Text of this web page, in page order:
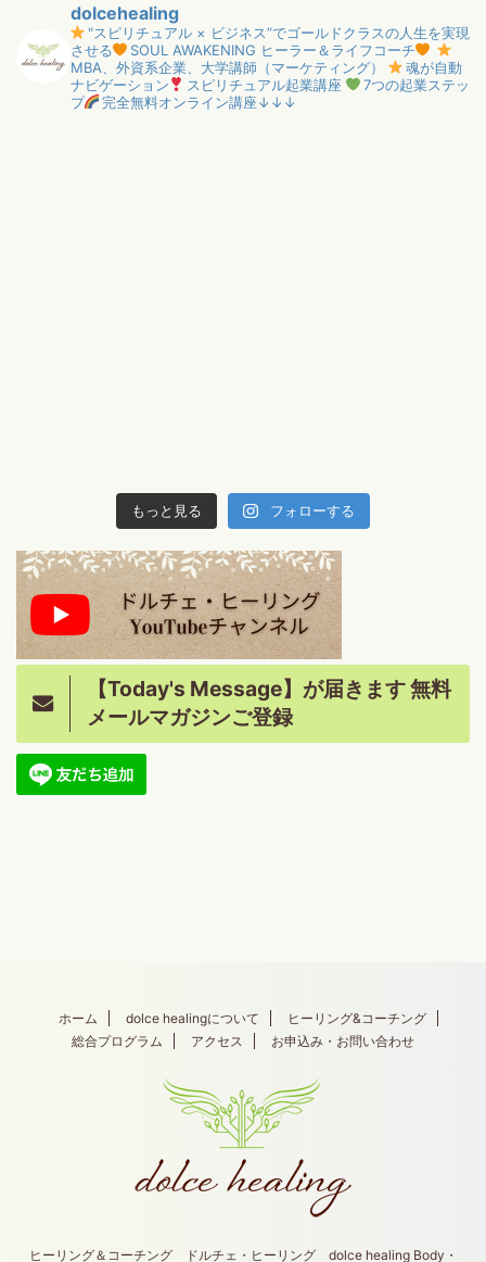
dolcehealing
"スピリチュアル × ビジネス”でゴールドクラスの人生を実現
させる
SOUL AWAKENING ヒーラー＆ライフコーチ
MBA、外資系企業、大学講師（マーケティング）
魂が自動
ナビゲーション
スピリチュアル起業講座
7つの起業ステッ
プ
完全無料オンライン講座↓↓↓
もっと見る フォローする
【Today's Message】が届きます 無料
メールマガジンご登録
ホーム dolce healingについて
ヒーリング&コーチング
総合プログラム
アクセス お申込み・お問い合わせ
ヒーリング＆コーチング ドルチェ・ヒーリング dolce healing Body・